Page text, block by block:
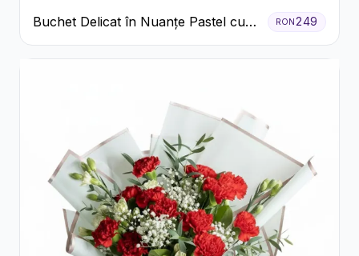
Buchet Delicat în Nuanțe Pastel cu
Trandafiri și Crizanteme Roz
RON249